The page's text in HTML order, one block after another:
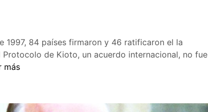
1997, 84 países firmaron y 46 ratificaron el la
Protocolo de Kioto, un acuerdo internacional, no fue
más